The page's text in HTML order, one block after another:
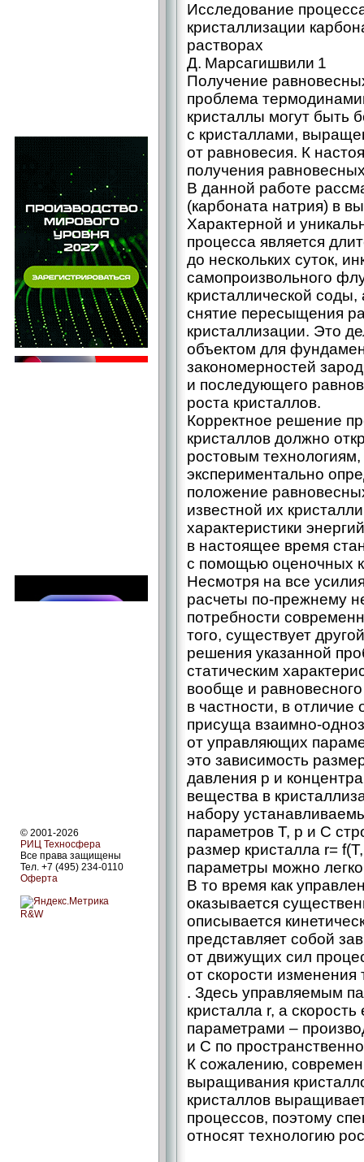
© 2001-2026
РИЦ Техносфера
Все права защищены
Тел. +7 (495) 234-0110
Оферта
R&W
Исследование
кристаллизации
растворах
Д. Марсагишвили 1
Получение
проблема
кристаллы могут быть
с кристаллами,
от равновесия. К
получения
В данной работе
(карбоната натрия) в
Характерной и
процесса является
до нескольких суток,
самопроизвольного
кристаллической
снятие пересыщения
кристаллизации. Это
объектом для
закономерностей
и последующего
роста кристаллов.
Корректное решение
кристаллов должно
ростовым
экспериментально
положение
известной их
характеристики
в настоящее время
с помощью оценочных
Несмотря на все
расчеты по-прежнему
потребности
того, существует
решения указанной
статическим
вообще и
в частности, в отличие
присуща взаимно-­
от управляющих
это зависимость
давления р и
вещества в
набору
параметров Т, р и С
размер кристалла r=
параметры можно
В то время как
оказывается
описывается
представляет собой
от движущих сил
от скорости
. Здесь управляемым
кристалла r, а
параметрами –
и С по
К сожалению,
выращивания
кристаллов
процессов, поэтому
относят технологию